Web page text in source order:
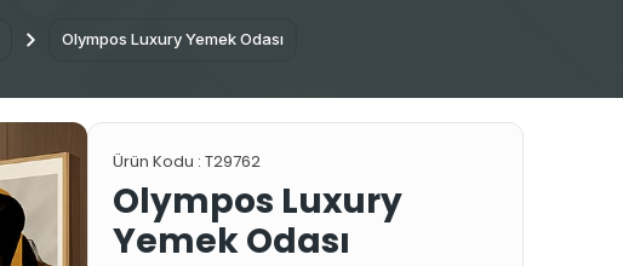
Olympos Luxury Yemek Odası
Ürün Kodu : T29762
Olympos Luxury
Yemek Odası